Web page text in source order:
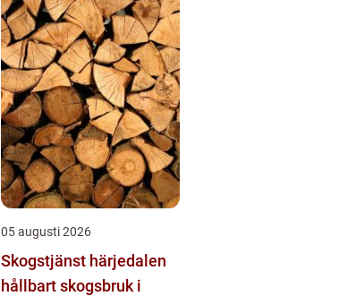
05 augusti 2026
Skogstjänst härjedalen
hållbart skogsbruk i